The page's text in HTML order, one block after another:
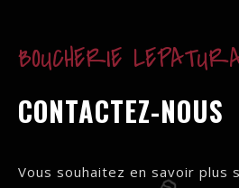
BOUCHERIE
CONTACTEZ-NOUS
Vous souhaitez en savoir plus